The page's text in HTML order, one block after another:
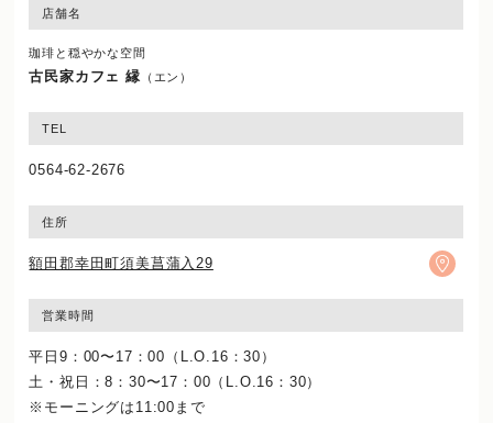
店舗名
珈琲と穏やかな空間
古民家カフェ 縁（エン）
TEL
0564-62-2676
住所
額田郡幸田町須美菖蒲入29
営業時間
平日9：00〜17：00（L.O.16：30）
土・祝日：8：30〜17：00（L.O.16：30）
※モーニングは11:00まで